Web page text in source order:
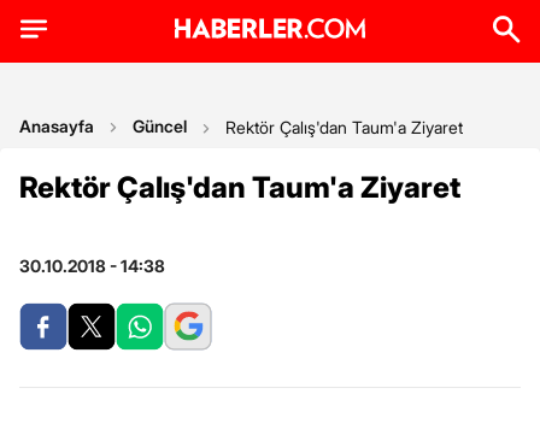
Anasayfa Güncel Rektör Çalış'dan Taum'a Ziyaret
Rektör Çalış'dan Taum'a Ziyaret
30.10.2018 - 14:38